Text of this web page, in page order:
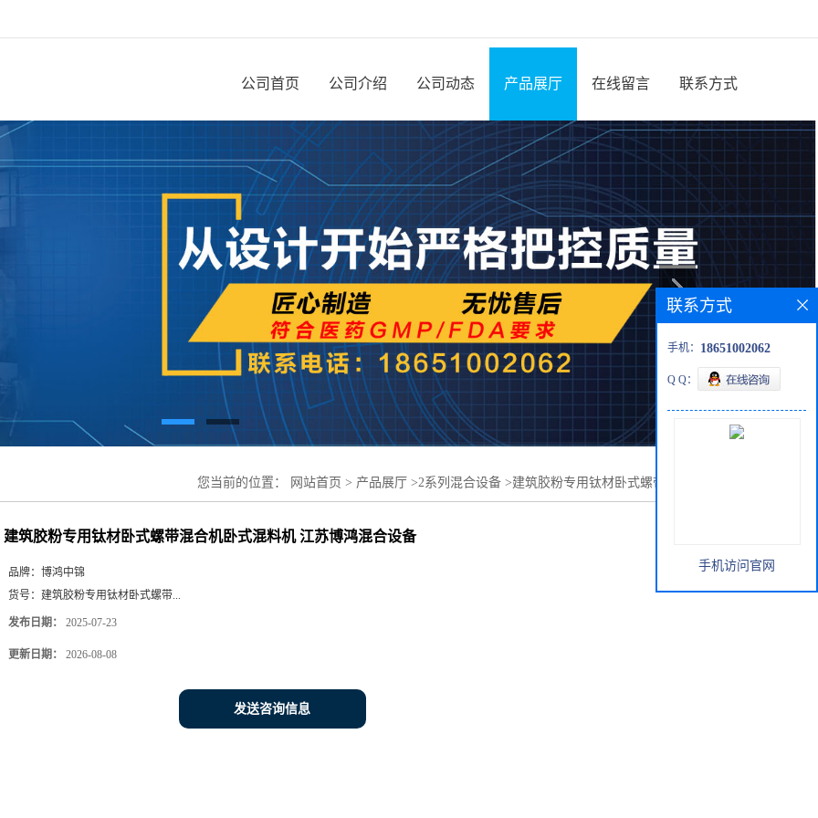
公司首页 公司介绍 公司动态 产品展厅 在线留言 联系方式
您当前的位置： 网站首页 > 产品展厅 >2系列混合设备 >建筑胶粉专用钛材卧式螺带混合机卧式混
建筑胶粉专用钛材卧式螺带混合机卧式混料机 江苏博鸿混合设备
品牌： 博鸿中锦
货号： 建筑胶粉专用钛材卧式螺带...
发布日期： 2025-07-23
更新日期： 2026-08-08
发送咨询信息
联系方式
手机： 18651002062
Q Q：
手机访问官网